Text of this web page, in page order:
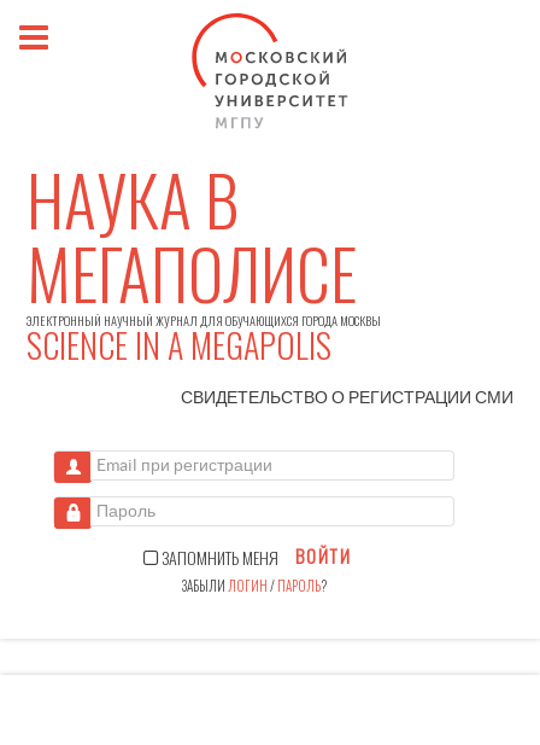
НАУКА В
МЕГАПОЛИСЕ
ЭЛЕКТРОННЫЙ НАУЧНЫЙ ЖУРНАЛ ДЛЯ ОБУЧАЮЩИХСЯ ГОРОДА МОСКВЫ
SCIENCE IN A MEGAPOLIS
СВИДЕТЕЛЬСТВО О РЕГИСТРАЦИИСМИ
Email при регистрации
Пароль
ЗАПОМНИТЬ МЕНЯ ВОЙТИ
ЗАБЫЛИ ЛОГИН/ПАРОЛЬ?